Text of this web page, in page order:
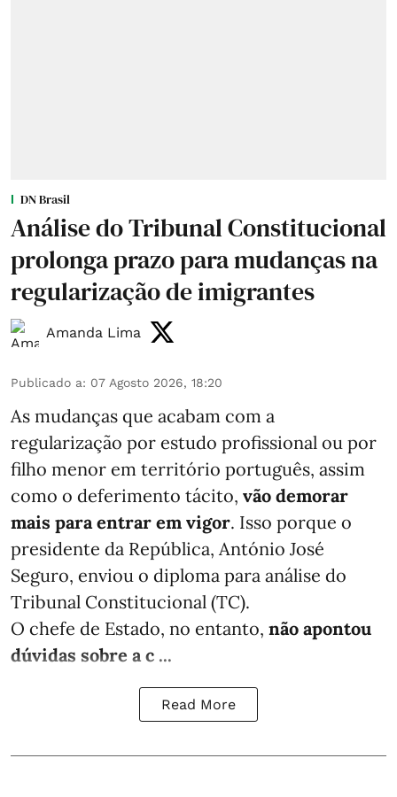
DN Brasil
Análise do Tribunal Constitucional
prolonga prazo para mudanças na
regularização de imigrantes
Amanda Lima
Publicado a: 07 Agosto 2026, 18:20
As mudanças que acabam com a
regularização por estudo profissional ou por
filho menor em território português, assim
como o deferimento tácito, vão demorar
mais para entrar em vigor. Isso porque o
presidente da República, António José
Seguro, enviou o diploma para análise do
Tribunal Constitucional (TC).
O chefe de Estado, no entanto, não apontou
dúvidas sobre a c ...
Read More